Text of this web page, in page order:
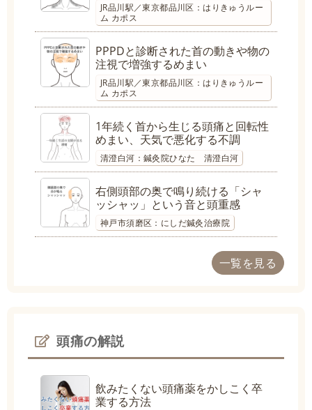
JR品川駅／東京都品川区：はりきゅうルー
ム カポス
PPPDと診断された首の動きや物の
注視で増強するめまい
JR品川駅／東京都品川区：はりきゅうルー
ム カポス
1年続く首から生じる頭痛と回転性
めまい、天気で悪化する不調
清澄白河：鍼灸院ひなた 清澄白河
右側頭部の奥で鳴り続ける「シャ
ッシャッ」という音と頭重感
神戸市須磨区：にしだ鍼灸治療院
一覧を見る
頭痛の解説
飲みたくない頭痛薬をかしこく卒
業する方法